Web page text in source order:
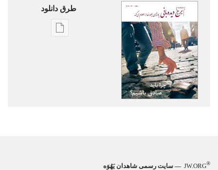
طرق دانلود
گزینۀ
JW.ORG® — سایت رسمی شاهدان یَهُوَه